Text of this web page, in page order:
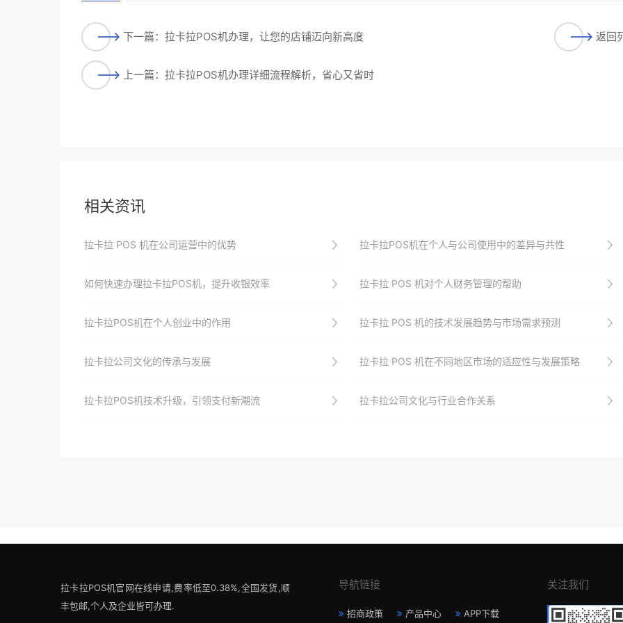
下一篇：拉卡拉POS机办理，让您的店铺迈向新高度
上一篇：拉卡拉POS机办理详细流程解析，省心又省时
返回
相关资讯
拉卡拉 POS 机在公司运营中的优势 拉卡拉POS机在个人与公司使用中的差异与共性
如何快速办理拉卡拉POS机，提升收银效率 拉卡拉 POS 机对个人财务管理的帮助
拉卡拉POS机在个人创业中的作用 拉卡拉 POS 机的技术发展趋势与市场需求预测
拉卡拉公司文化的传承与发展 拉卡拉 POS 机在不同地区市场的适应性与发展策略
拉卡拉POS机技术升级，引领支付新潮流 拉卡拉公司文化与行业合作关系
拉卡拉POS机官网在线申请,费率低至0.38%,全国发货,顺
丰包邮,个人及企业皆可办理.
导航链接
招商政策 产品中心 APP下载
关注我们